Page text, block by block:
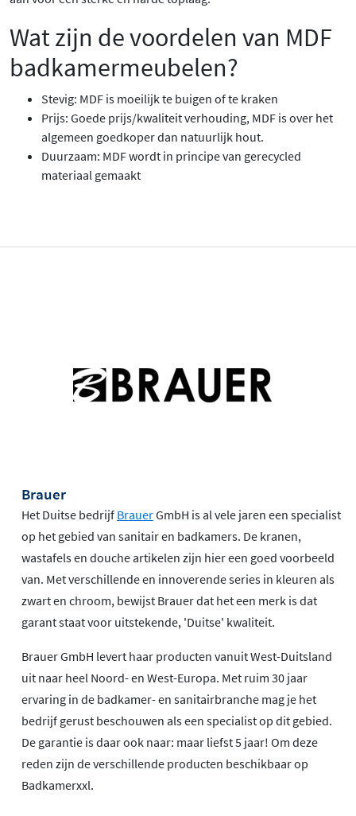
Wat zijn de voordelen van MDF
badkamermeubelen?
Stevig: MDF is moeilijk te buigen of te kraken
Prijs: Goede prijs/kwaliteit verhouding, MDF is over het
algemeen goedkoper dan natuurlijk hout.
Duurzaam: MDF wordt in principe van gerecycled
materiaal gemaakt
Brauer
Het Duitse bedrijf BrauerGmbH is al vele jaren een specialist
op het gebied van sanitair en badkamers. De kranen,
wastafels en douche artikelen zijn hier een goed voorbeeld
van. Met verschillende en innoverende series in kleuren als
zwart en chroom, bewijst Brauer dat het een merk is dat
garant staat voor uitstekende, 'Duitse' kwaliteit.
Brauer GmbH levert haar producten vanuit West-Duitsland
uit naar heel Noord- en West-Europa. Met ruim 30 jaar
ervaring in de badkamer- en sanitairbranche mag je het
bedrijf gerust beschouwen als een specialist op dit gebied.
De garantie is daar ook naar: maar liefst 5 jaar! Om deze
reden zijn de verschillende producten beschikbaar op
Badkamerxxl.